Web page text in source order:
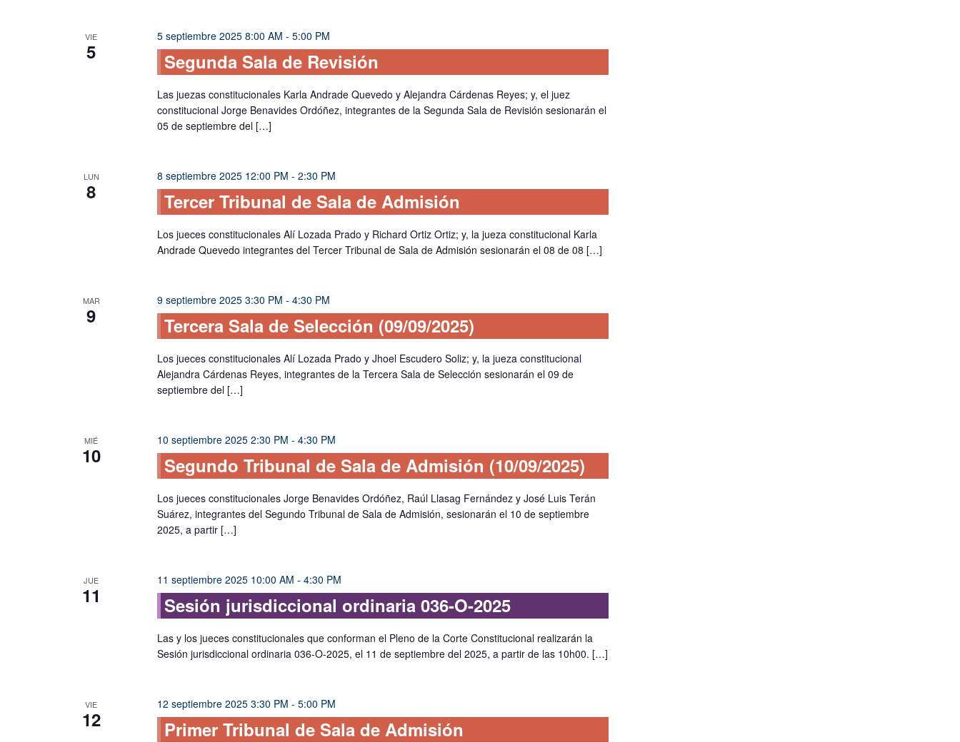
Eventos
clave.VIE
5
5 septiembre 2025 8:00 AM - 5:00 PM
Segunda Sala de Revisión
Las juezas constitucionales Karla Andrade Quevedo y Alejandra Cárdenas Reyes; y, el juez
constitucional Jorge Benavides Ordóñez, integrantes de la Segunda Sala de Revisión sesionarán el
05 de septiembre del […]
LUN
8
8 septiembre 2025 12:00 PM - 2:30 PM
Tercer Tribunal de Sala de Admisión
Los jueces constitucionales Alí Lozada Prado y Richard Ortiz Ortiz; y, la jueza constitucional Karla
Andrade Quevedo integrantes del Tercer Tribunal de Sala de Admisión sesionarán el 08 de 08 […]
MAR
9
9 septiembre 2025 3:30 PM - 4:30 PM
Tercera Sala de Selección (09/09/2025)
Los jueces constitucionales Alí Lozada Prado y Jhoel Escudero Soliz; y, la jueza constitucional
Alejandra Cárdenas Reyes, integrantes de la Tercera Sala de Selección sesionarán el 09 de
septiembre del […]
MIÉ
10
10 septiembre 2025 2:30 PM - 4:30 PM
Segundo Tribunal de Sala de Admisión (10/09/2025)
Los jueces constitucionales Jorge Benavides Ordóñez, Raúl Llasag Fernández y José Luis Terán
Suárez, integrantes del Segundo Tribunal de Sala de Admisión, sesionarán el 10 de septiembre
2025, a partir […]
JUE
11
11 septiembre 2025 10:00 AM - 4:30 PM
Sesión jurisdiccional ordinaria 036-O-2025
Las y los jueces constitucionales que conforman el Pleno de la Corte Constitucional realizarán la
Sesión jurisdiccional ordinaria 036-O-2025, el 11 de septiembre del 2025, a partir de las 10h00. […]
VIE
12
12 septiembre 2025 3:30 PM - 5:00 PM
Primer Tribunal de Sala de Admisión